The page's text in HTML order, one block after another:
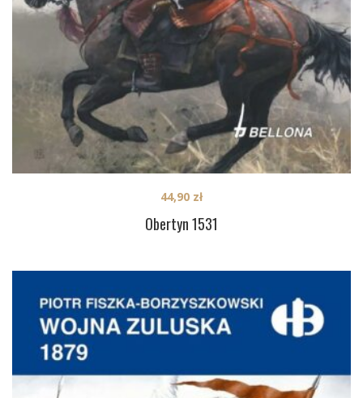
Obertyn 1531
44,90 zł